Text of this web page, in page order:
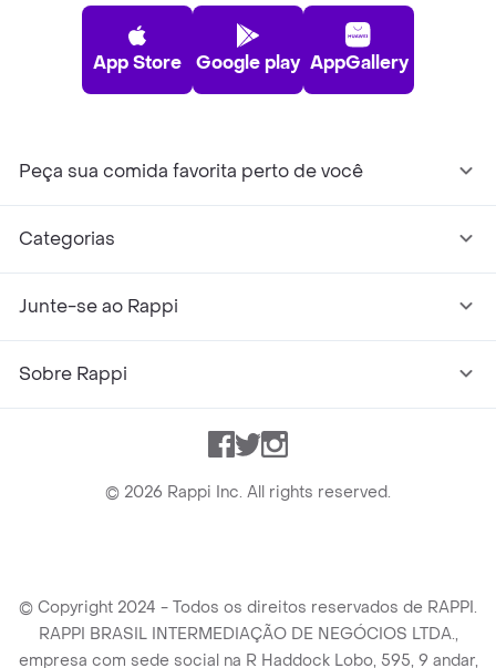
App Store Google play AppGallery
Peça sua comida favorita perto de você
Categorias
Junte-se ao Rappi
Sobre Rappi
Facebook
TwitterInstagram
© 2026 Rappi Inc. All rights reserved.
© Copyright 2024 - Todos os direitos reservados de RAPPI.
RAPPI BRASIL INTERMEDIAÇÃO DE NEGÓCIOS LTDA.,
empresa com sede social na R Haddock Lobo, 595, 9 andar,